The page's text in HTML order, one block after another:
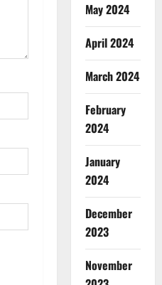
May 2024
April 2024
March 2024
February
2024
January
2024
December
2023
November